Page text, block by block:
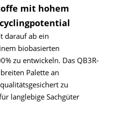
mit hohem
darauf ab ein
biobasierten
zu entwickeln. Das QB3R-
Palette an
zu
langlebige Sachgüter